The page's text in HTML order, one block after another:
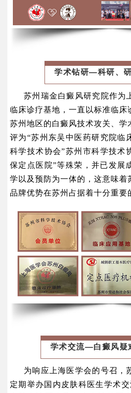
学术钻研—科研、
苏州瑞金白癜风研究院作为
临床诊疗基地，一直以标准临床
苏州地区的白癜风技术攻关、学
评为“苏州东吴中医药研究院临
科学技术协会”苏州市科学技术
保定点医院”等殊荣，并已发展
学以及预防为一体的，这意味着
品牌优势在苏州占据着十分重要
学术交流—白癜风疑
为响应上海医学会的号召，
定期举办国内皮肤科医生学术